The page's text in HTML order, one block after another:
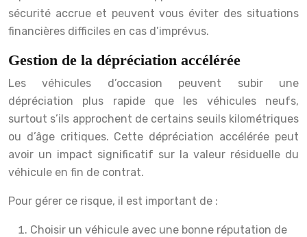
sécurité accrue et peuvent vous éviter des situations
financières difficiles en cas d’imprévus.
Gestion de la dépréciation accélérée
Les véhicules d’occasion peuvent subir une
dépréciation plus rapide que les véhicules neufs,
surtout s’ils approchent de certains seuils kilométriques
ou d’âge critiques. Cette dépréciation accélérée peut
avoir un impact significatif sur la valeur résiduelle du
véhicule en fin de contrat.
Pour gérer ce risque, il est important de :
Choisir un véhicule avec une bonne réputation de